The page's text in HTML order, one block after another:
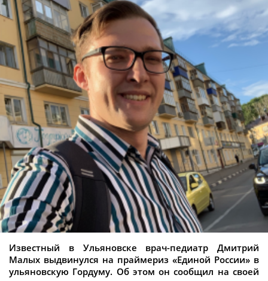
Известный в Ульяновске врач-педиатр Дмитрий
Малых выдвинулся на праймериз «Единой России» в
ульяновскую Гордуму. Об этом он сообщил на своей